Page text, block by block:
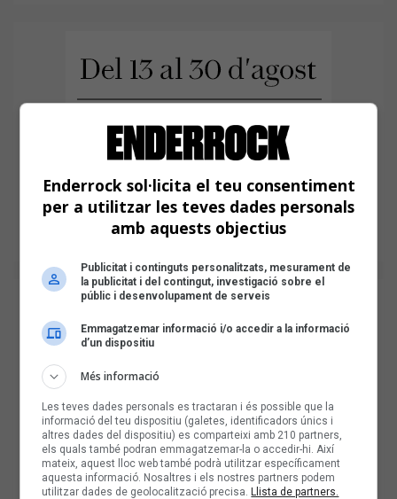
Enderrock sol·licita el teu consentiment
per a utilitzar les teves dades personals
amb aquests objectius
Publicitat i continguts personalitzats, mesurament de
la publicitat i del contingut, investigació sobre el
públic i desenvolupament de serveis
Emmagatzemar informació i/o accedir a la informació
d’un dispositiu
Més informació
Les teves dades personals es tractaran i és possible que la
informació del teu dispositiu (galetes, identificadors únics i
altres dades del dispositiu) es comparteixi amb 210 partners,
els quals també podran emmagatzemar-la o accedir-hi. Així
mateix, aquest lloc web també podrà utilitzar específicament
aquesta informació. Nosaltres i els nostres partners podem
utilitzar dades de geolocalització precisa.Llista de partners.